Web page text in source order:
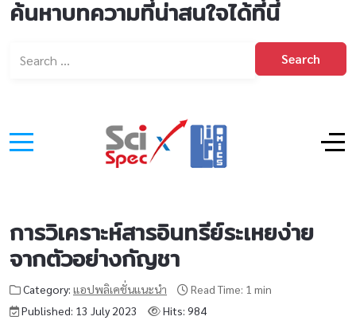
ค้นหาบทความที่น่าสนใจได้ที่นี่
Search
การวิเคราะห์สารอินทรีย์ระเหยง่าย
จากตัวอย่างกัญชา
Category: แอปพลิเคชั่นแนะนำ
Read Time: 1 min
Published: 13 July 2023
Hits: 984